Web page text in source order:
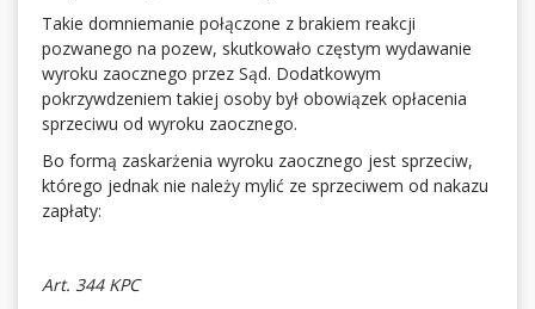
Takie domniemanie połączone z brakiem reakcji
pozwanego na pozew, skutkowało częstym wydawanie
wyroku zaocznego przez Sąd. Dodatkowym
pokrzywdzeniem takiej osoby był obowiązek opłacenia
sprzeciwu od wyroku zaocznego.
Bo formą zaskarżenia wyroku zaocznego jest sprzeciw,
którego jednak nie należy mylić ze sprzeciwem od nakazu
zapłaty:
Art. 344 KPC